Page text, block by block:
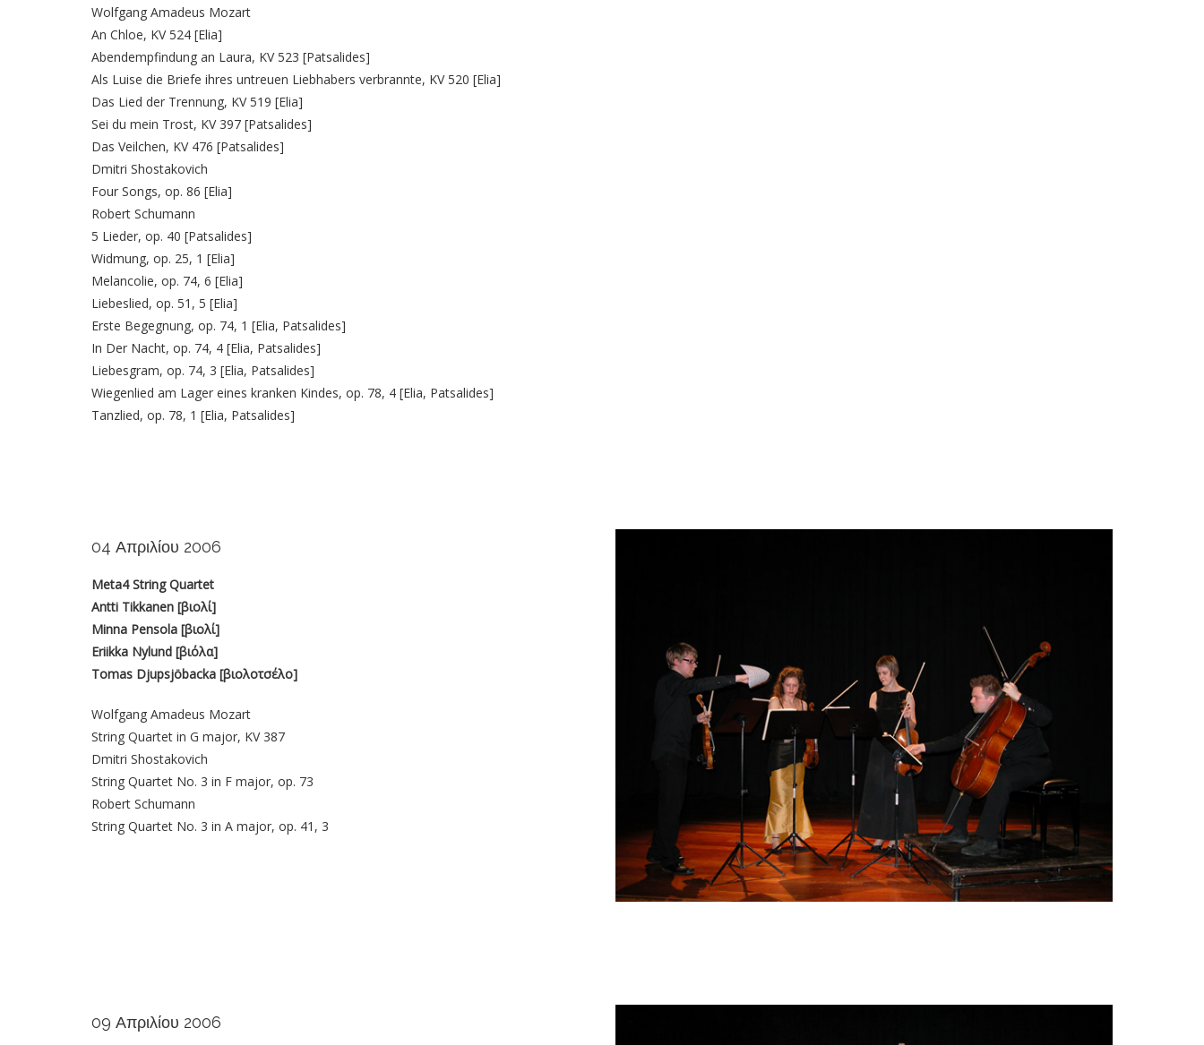
Wolfgang Amadeus Mozart
An Chloe, KV 524 [Elia]
Abendempfindung an Laura, KV 523 [Patsalides]
Als Luise die Briefe ihres untreuen Liebhabers verbrannte, KV 520 [Elia]
Das Lied der Trennung, KV 519 [Elia]
Sei du mein Trost, KV 397 [Patsalides]
Das Veilchen, KV 476 [Patsalides]
Dmitri Shostakovich
Four Songs, op. 86 [Elia]
Robert Schumann
5 Lieder, op. 40 [Patsalides]
Widmung, op. 25, 1 [Elia]
Melancolie, op. 74, 6 [Elia]
Liebeslied, op. 51, 5 [Elia]
Erste Begegnung, op. 74, 1 [Elia, Patsalides]
In Der Nacht, op. 74, 4 [Elia, Patsalides]
Liebesgram, op. 74, 3 [Elia, Patsalides]
Wiegenlied am Lager eines kranken Kindes, op. 78, 4 [Elia, Patsalides]
Tanzlied, op. 78, 1 [Elia, Patsalides]
04 Απριλίου 2006
Meta4 String Quartet
Antti Tikkanen [βιολί]
Minna Pensola [βιολί]
Eriikka Nylund [βιόλα]
Tomas Djupsjöbacka [βιολοτσέλο]
Wolfgang Amadeus Mozart
String Quartet in G major, KV 387
Dmitri Shostakovich
String Quartet No. 3 in F major, op. 73
Robert Schumann
String Quartet No. 3 in A major, op. 41, 3
09 Απριλίου 2006